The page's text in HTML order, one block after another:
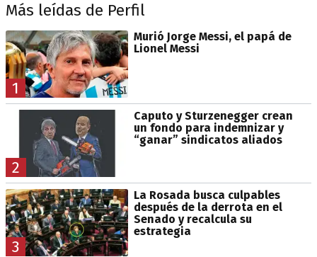
Más leídas de Perfil
1
Murió Jorge Messi, el papá de
Lionel Messi
2
Caputo y Sturzenegger crean
un fondo para indemnizar y
“ganar” sindicatos aliados
3
La Rosada busca culpables
después de la derrota en el
Senado y recalcula su
estrategia